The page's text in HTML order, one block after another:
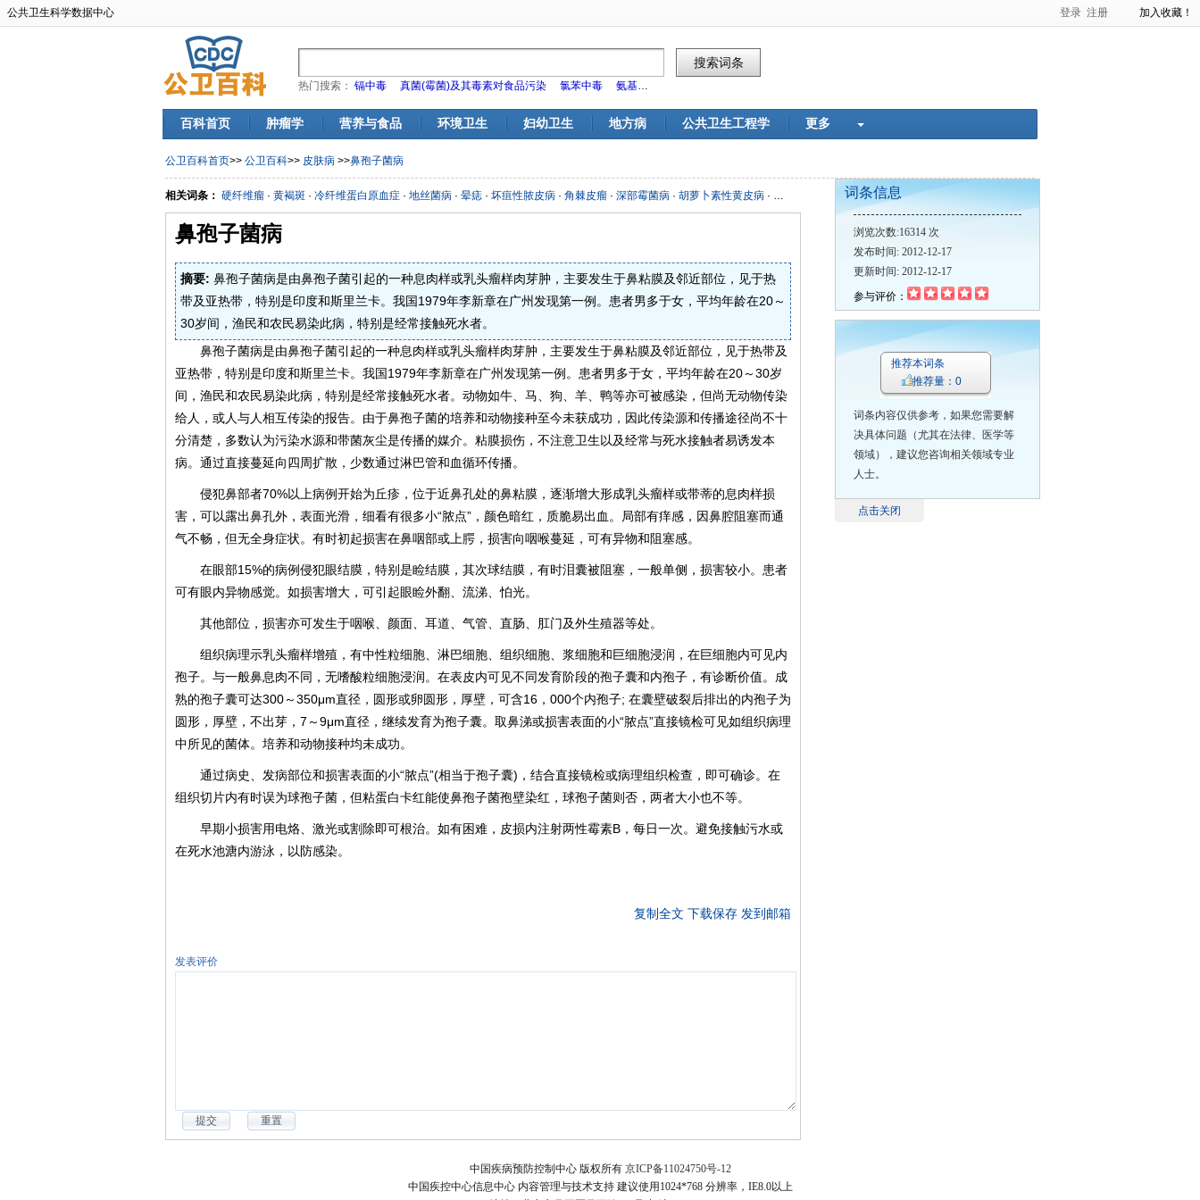
公共卫生科学数据中心 登录 注册 加入收藏！
热门搜索： 镉中毒 真菌(霉菌)及其毒素对食品污染 氯苯中毒 氨基甲酸酯类杀虫剂对食品污染
百科首页 肿瘤学 营养与食品 环境卫生 妇幼卫生 地方病 公共卫生工程学 更多
公卫百科首页>> 公卫百科>> 皮肤病 >>鼻孢子菌病
相关词条： 硬纤维瘤 · 黄褐斑 · 冷纤维蛋白原血症 · 地丝菌病 · 晕痣 · 坏疽性脓皮病 · 角棘皮瘤 · 深部霉菌病 · 胡萝卜素性黄皮病 · 皮肤粘膜色素沉着肠道息肉综合征
鼻孢子菌病
摘要: 鼻孢子菌病是由鼻孢子菌引起的一种息肉样或乳头瘤样肉芽肿，主要发生于鼻粘膜及邻近部位，见于热
带及亚热带，特别是印度和斯里兰卡。我国1979年李新章在广州发现第一例。患者男多于女，平均年龄在20～
30岁间，渔民和农民易染此病，特别是经常接触死水者。
鼻孢子菌病是由鼻孢子菌引起的一种息肉样或乳头瘤样肉芽肿，主要发生于鼻粘膜及邻近部位，见于热带及
亚热带，特别是印度和斯里兰卡。我国1979年李新章在广州发现第一例。患者男多于女，平均年龄在20～30岁
间，渔民和农民易染此病，特别是经常接触死水者。动物如牛、马、狗、羊、鸭等亦可被感染，但尚无动物传染
给人，或人与人相互传染的报告。由于鼻孢子菌的培养和动物接种至今未获成功，因此传染源和传播途径尚不十
分清楚，多数认为污染水源和带菌灰尘是传播的媒介。粘膜损伤，不注意卫生以及经常与死水接触者易诱发本
病。通过直接蔓延向四周扩散，少数通过淋巴管和血循环传播。
侵犯鼻部者70%以上病例开始为丘疹，位于近鼻孔处的鼻粘膜，逐渐增大形成乳头瘤样或带蒂的息肉样损
害，可以露出鼻孔外，表面光滑，细看有很多小“脓点”，颜色暗红，质脆易出血。局部有痒感，因鼻腔阻塞而通
气不畅，但无全身症状。有时初起损害在鼻咽部或上腭，损害向咽喉蔓延，可有异物和阻塞感。
在眼部15%的病例侵犯眼结膜，特别是睑结膜，其次球结膜，有时泪囊被阻塞，一般单侧，损害较小。患者
可有眼内异物感觉。如损害增大，可引起眼睑外翻、流涕、怕光。
其他部位，损害亦可发生于咽喉、颜面、耳道、气管、直肠、肛门及外生殖器等处。
组织病理示乳头瘤样增殖，有中性粒细胞、淋巴细胞、组织细胞、浆细胞和巨细胞浸润，在巨细胞内可见内
孢子。与一般鼻息肉不同，无嗜酸粒细胞浸润。在表皮内可见不同发育阶段的孢子囊和内孢子，有诊断价值。成
熟的孢子囊可达300～350μm直径，圆形或卵圆形，厚壁，可含16，000个内孢子; 在囊壁破裂后排出的内孢子为
圆形，厚壁，不出芽，7～9μm直径，继续发育为孢子囊。取鼻涕或损害表面的小“脓点”直接镜检可见如组织病理
中所见的菌体。培养和动物接种均未成功。
通过病史、发病部位和损害表面的小“脓点”(相当于孢子囊)，结合直接镜检或病理组织检查，即可确诊。在
组织切片内有时误为球孢子菌，但粘蛋白卡红能使鼻孢子菌孢壁染红，球孢子菌则否，两者大小也不等。
早期小损害用电烙、激光或割除即可根治。如有困难，皮损内注射两性霉素B，每日一次。避免接触污水或
在死水池溏内游泳，以防感染。
复制全文 下载保存 发到邮箱
发表评价
词条信息
浏览次数:16314 次
发布时间: 2012-12-17
更新时间: 2012-12-17
参与评价：
推荐本词条
推荐量：0
词条内容仅供参考，如果您需要解
决具体问题（尤其在法律、医学等
领域），建议您咨询相关领域专业
人士。
点击关闭
中国疾病预防控制中心 版权所有 京ICP备11024750号-12
中国疾控中心信息中心 内容管理与技术支持 建议使用1024*768 分辨率，IE8.0以上